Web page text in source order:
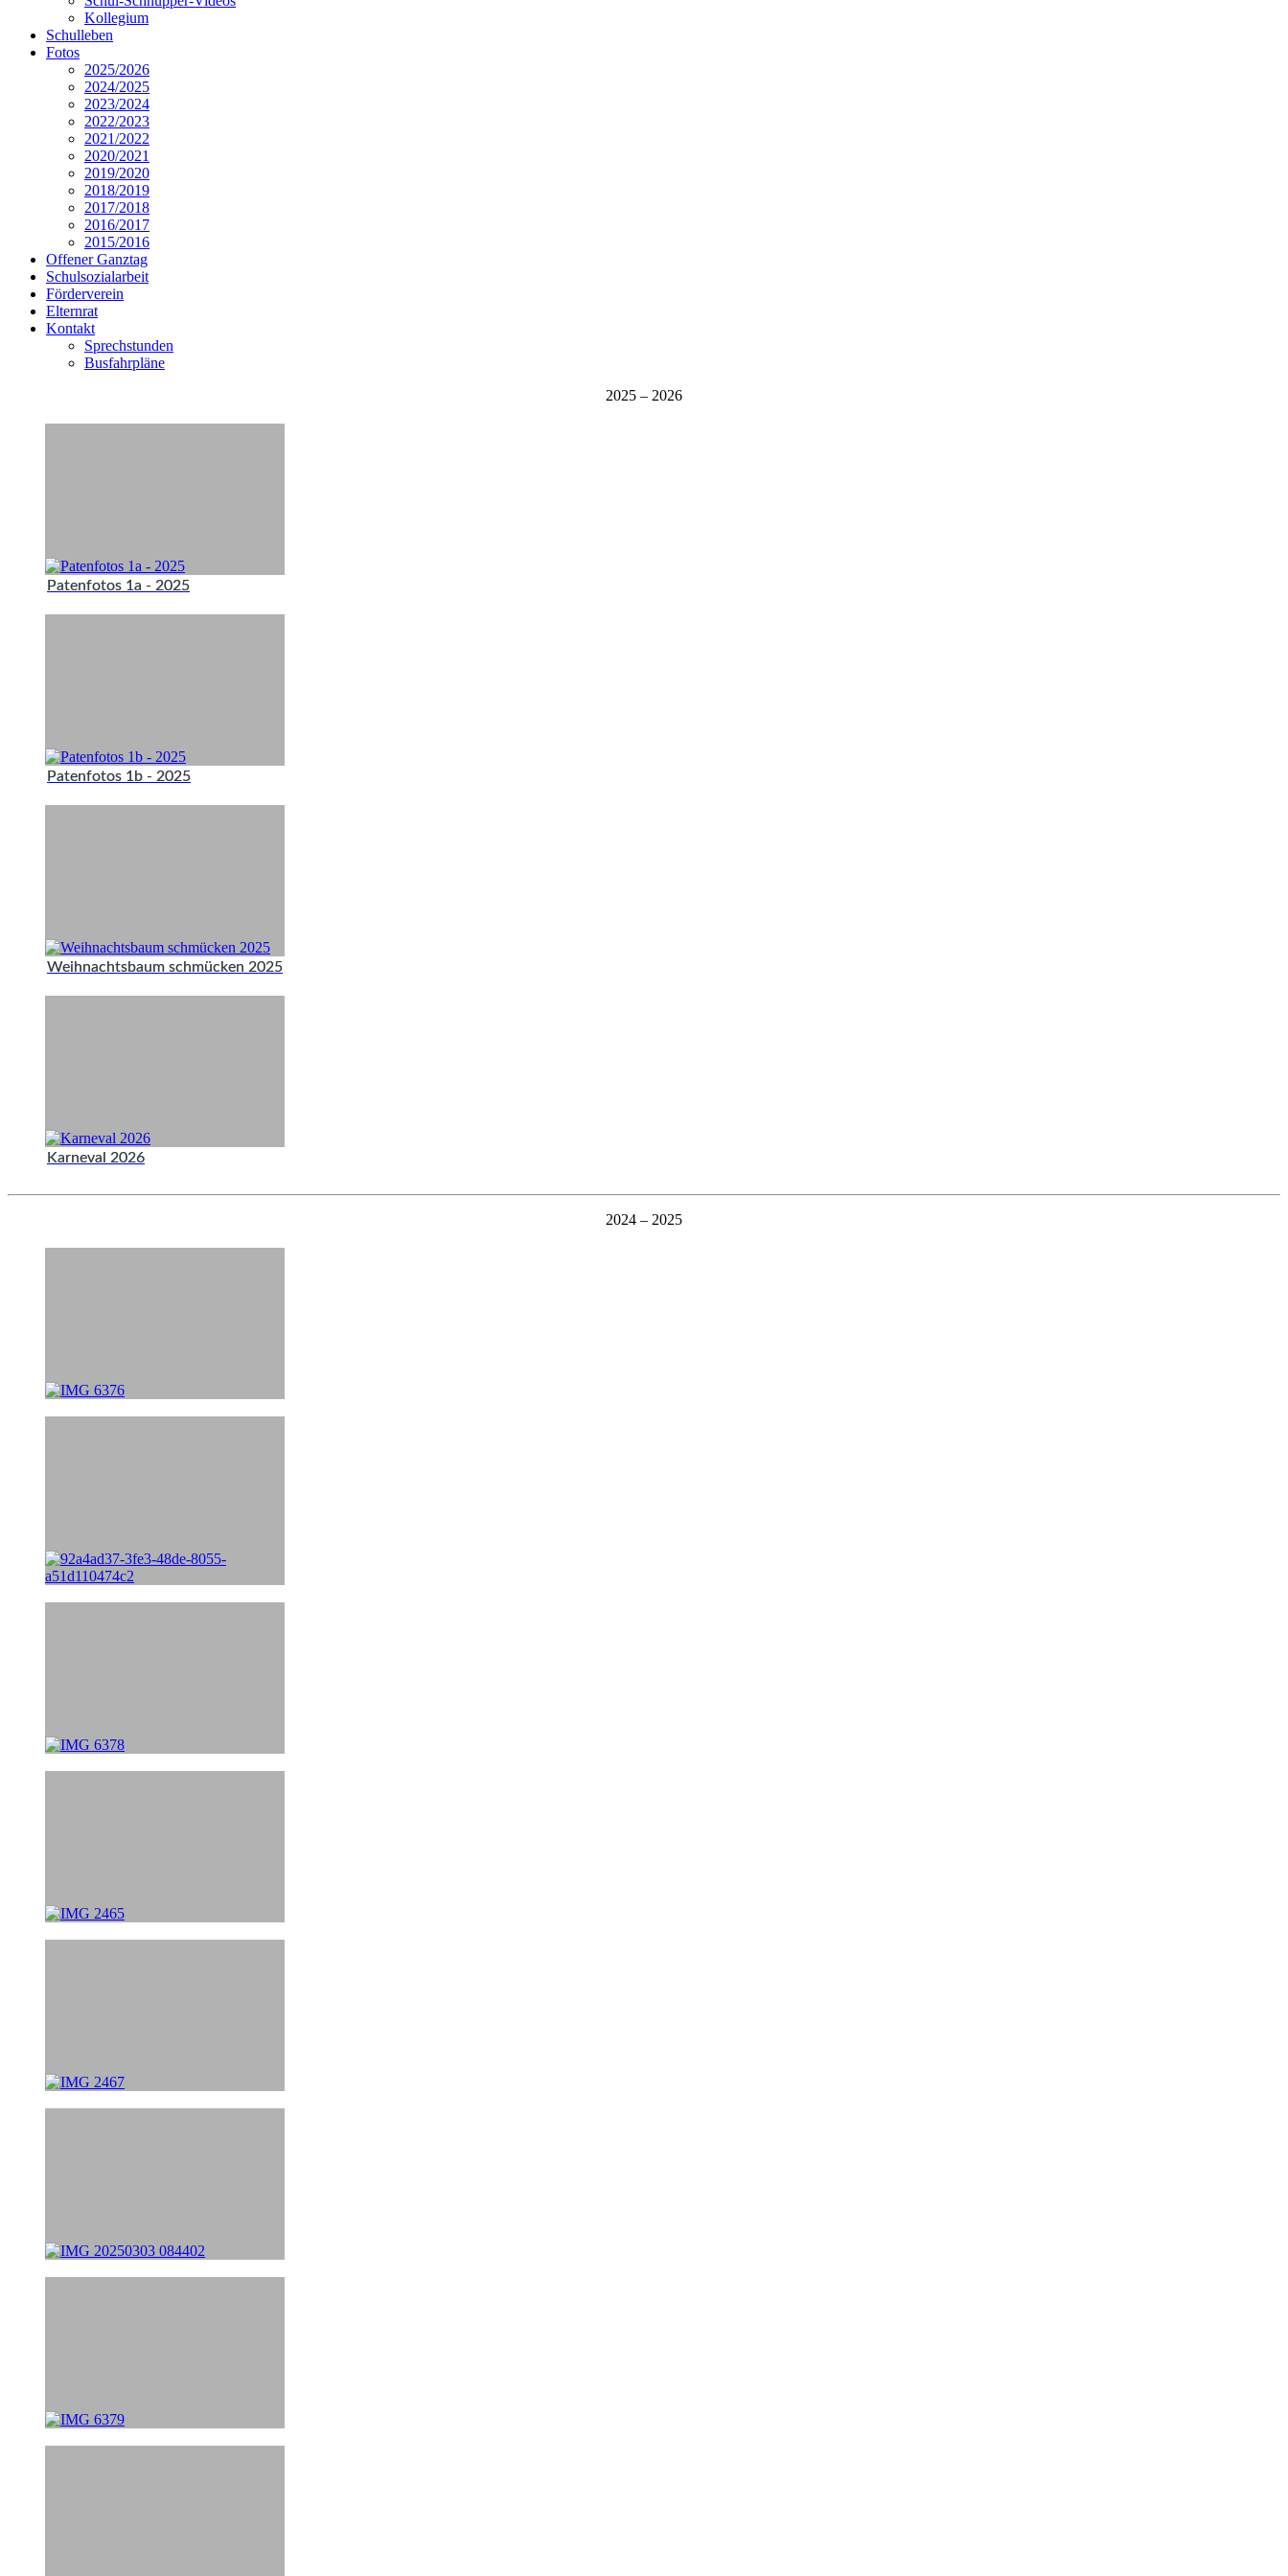
Kollegium
Schulleben
Fotos
2025/2026
2024/2025
2023/2024
2022/2023
2021/2022
2020/2021
2019/2020
2018/2019
2017/2018
2016/2017
2015/2016
Offener Ganztag
Schulsozialarbeit
Förderverein
Elternrat
Kontakt
Sprechstunden
Busfahrpläne
2025 – 2026
Patenfotos 1a - 2025
Patenfotos 1b - 2025
Weihnachtsbaum schmücken 2025
Karneval 2026
2024 – 2025